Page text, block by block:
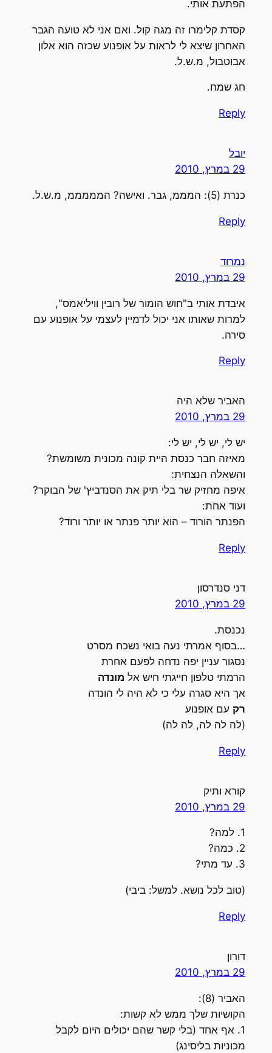
הפתעת אותי.
קסדת קלימרו זה מגה קול. ואם אני לא טועה הגבר
האחרון שיצא לי לראות על אופנוע שכזה הוא אלון
אבוטבול, מ.ש.ל.
חג שמח.
Reply
יובל
29 במרץ, 2010
כנרת (5): המממ, גבר. ואישה? המממממ, מ.ש.ל.
Reply
נמרוד
29 במרץ, 2010
איבדת אותי ב"חוש הומור של רובין וויליאמס",
למרות שאותו אני יכול לדמיין לעצמי על אופנוע עם
סירה.
Reply
האביר שלא היה
29 במרץ, 2010
יש לי, יש לי, יש לי:
מאיזה חבר כנסת היית קונה מכונית משומשת?
והשאלה הנצחית:
איפה מחזיק שר בלי תיק את הסנדביץ' של הבוקר?
ועוד אחת:
הפנתר הורוד – הוא יותר פנתר או יותר ורוד?
Reply
דני סנדרסון
29 במרץ, 2010
נכנסת.
…בסוף אמרתי נעה בואי נשכח מסרט
נסגור עניין יפה נדחה לפעם אחרת
הרמתי טלפון חייגתי חיש אל מונדה
אך היא סגרה עלי כי לא היה לי הונדה
רק עם אופנוע
(לה לה לה, לה לה)
Reply
קורא ותיק
29 במרץ, 2010
1. למה?
2. כמה?
3. עד מתי?
(טוב לכל נושא. למשל: ביבי)
Reply
דורון
29 במרץ, 2010
האביר (8):
הקושיות שלך ממש לא קשות:
1. אף אחד (בלי קשר שהם יכולים היום לקבל
מכוניות בליסינג)